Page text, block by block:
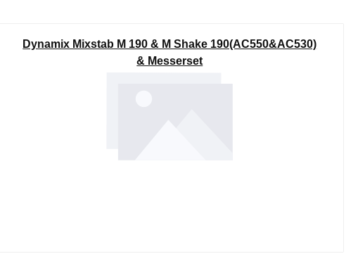
Dynamix Mixstab M 190 & M Shake 190(AC550&AC530)
& Messerset